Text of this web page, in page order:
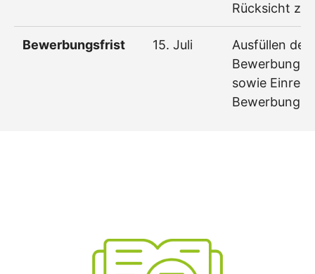
Rücksicht zu
Bewerbungsfrist 15. Juli
Ausfüllen des
sowie